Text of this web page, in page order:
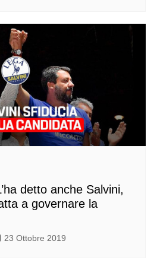
detto anche Salvini,
a governare la
23 Ottobre 2019